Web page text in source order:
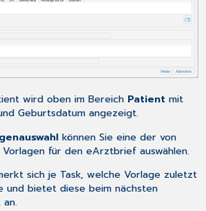
wird oben im Bereich Patient mit
Geburtsdatum angezeigt.
können Sie eine der von
für den eArztbrief auswählen.
sich je Task, welche Vorlage zuletzt
und bietet diese beim nächsten